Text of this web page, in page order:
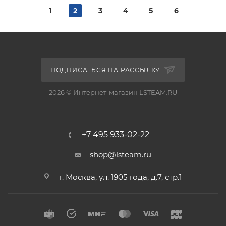
1 2 3 4 5 6
ПОДПИСАТЬСЯ НА РАССЫЛКУ
2026 © Интернет-магазин LSTEAM.RU
+7 495 933-02-22
shop@lsteam.ru
г. Москва, ул. 1905 года, д.7, стр.1